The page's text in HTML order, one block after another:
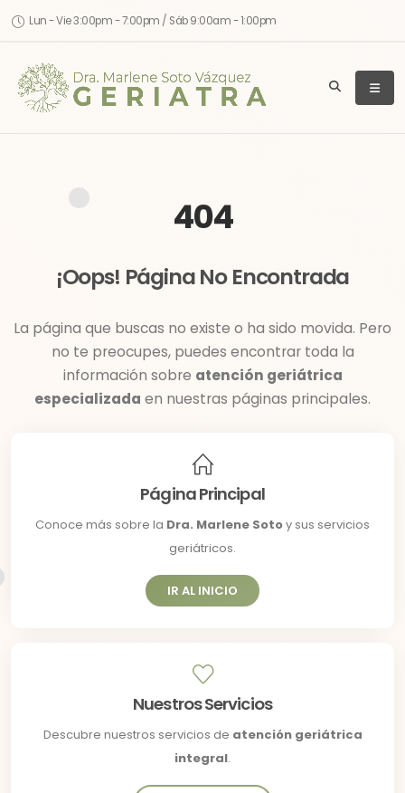
Lun - Vie 3:00pm - 7:00pm / Sáb 9:00am - 1:00pm
404
¡Oops! Página No Encontrada
La página que buscas no existe o ha sido movida. Pero
no te preocupes, puedes encontrar toda la
información sobre atención geriátrica
especializada en nuestras páginas principales.
Página Principal
Conoce más sobre la Dra. Marlene Sotoy sus servicios
geriátricos.
IR AL INICIO
Nuestros Servicios
Descubre nuestros servicios de atención geriátrica
integral.